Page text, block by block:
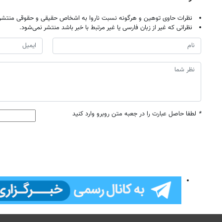
نظرات حاوی توهین و هرگونه نسبت ناروا به اشخاص حقیقی و حقوقی
نظراتی که غیر از زبان فارسی یا غیر مرتبط با خبر باشد منتشر نمی‌شود.
* لطفا حاصل عبارت را در جعبه متن روبرو وارد کنید